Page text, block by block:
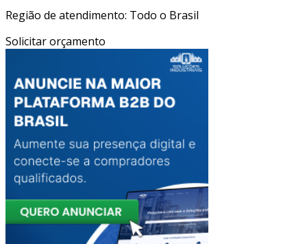
Região de atendimento: Todo o Brasil
Solicitar orçamento